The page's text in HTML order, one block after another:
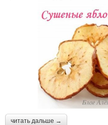
читать дальше →